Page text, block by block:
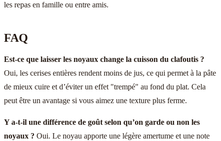
les repas en famille ou entre amis.
FAQ
Est-ce que laisser les noyaux change la cuisson du clafoutis ?
Oui, les cerises entières rendent moins de jus, ce qui permet à la pâte
de mieux cuire et d’éviter un effet "trempé" au fond du plat. Cela
peut être un avantage si vous aimez une texture plus ferme.
Y a-t-il une différence de goût selon qu’on garde ou non les
noyaux ? Oui. Le noyau apporte une légère amertume et une note